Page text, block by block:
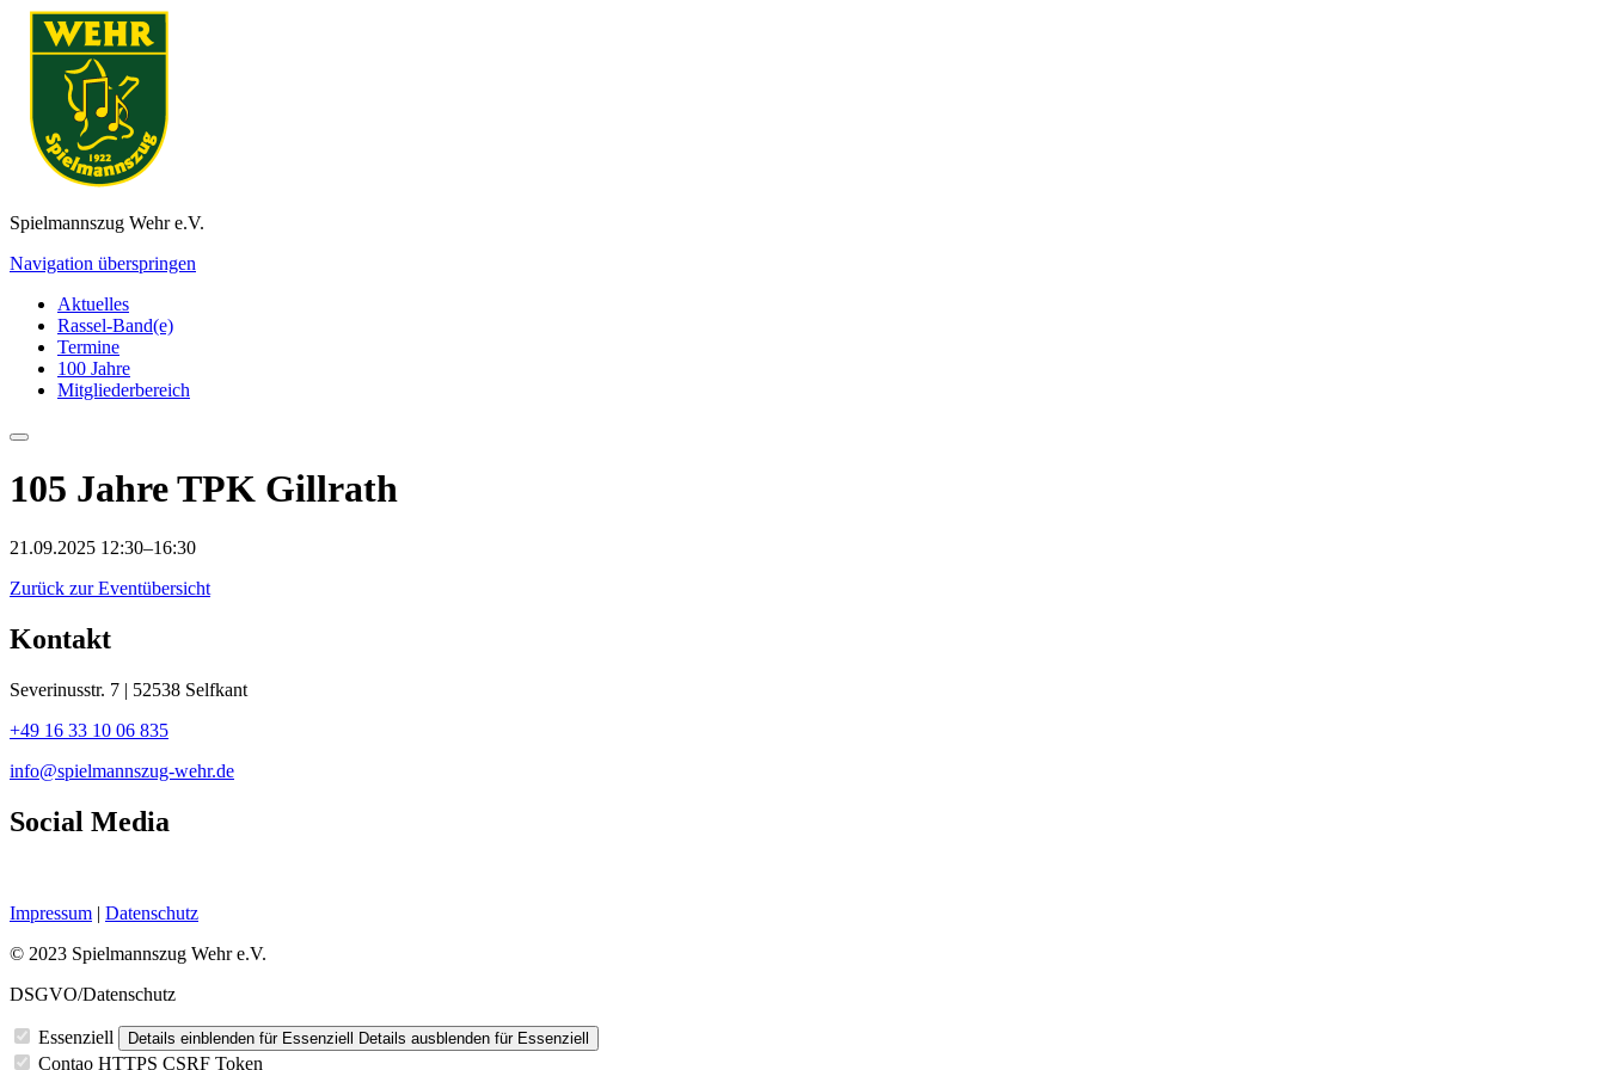
Spielmannszug Wehr e.V.
Navigation überspringen
Aktuelles
Rassel-Band(e)
Termine
100 Jahre
Mitgliederbereich
105 Jahre TPK Gillrath
21.09.2025 12:30–16:30
Zurück zur Eventübersicht
Kontakt
Severinusstr. 7 | 52538 Selfkant
+49 16 33 10 06 835
info@spielmannszug-wehr.de
Social Media
Impressum | Datenschutz
© 2023 Spielmannszug Wehr e.V.
DSGVO/Datenschutz
Essenziell Details einblenden für Essenziell Details ausblenden für Essenziell
Contao HTTPS CSRF Token